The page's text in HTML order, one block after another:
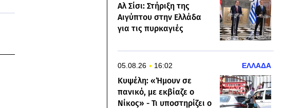
Αλ Σίσι: Στήριξη της
Αιγύπτου στην Ελλάδα
για τις πυρκαγιές
05.08.26 16:02 ΕΛΛΑΔΑ
Κυψέλη: «Ήμουν σε
πανικό, με εκβίαζε ο
Νίκος» - Τι υποστηρίζει ο